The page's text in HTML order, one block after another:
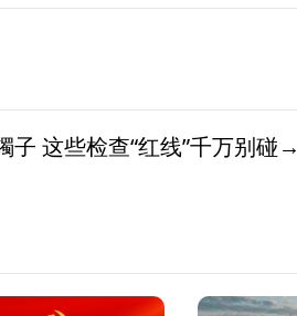
子 这些检查“红线”千万别碰→